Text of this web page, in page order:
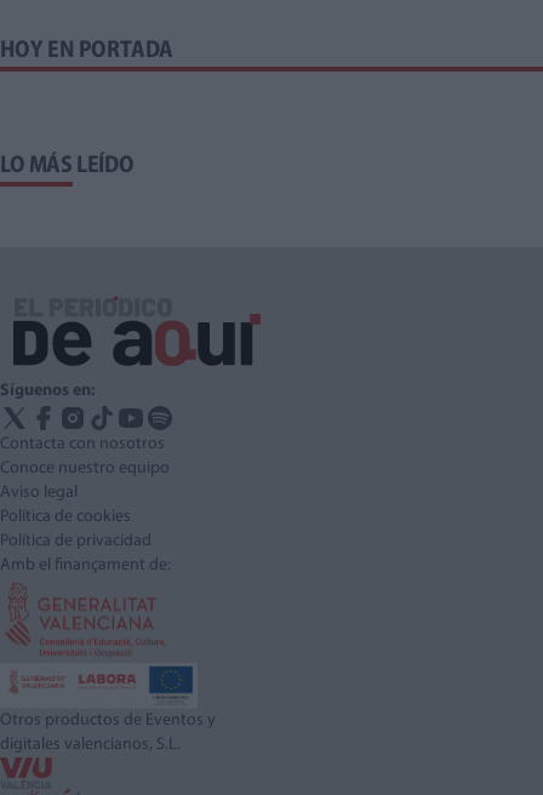
HOY EN PORTADA
LO MÁS LEÍDO
Síguenos en:
Contacta con nosotros
Conoce nuestro equipo
Aviso legal
Política de cookies
Política de privacidad
Amb el finançament de:
Otros productos de Eventos y
digitales valencianos, S.L.